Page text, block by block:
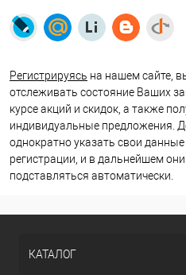
Регистрируясь на нашем сайте,
отслеживать состояние Ваших
курсе акций и скидок, а также
индивидуальные предложения.
однократно указать свои данные
регистрации, и в дальнейшем
подставляться автоматически.
КАТАЛОГ